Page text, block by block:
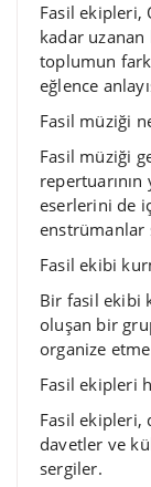
Fasil ekipleri,
kadar
toplumun
eğlence
Fasil müziği
Fasil müziği
eserlerini de
enstrümanlar
Fasil ekibi
Bir fasil ekibi
oluşan bir
organize
Fasil ekipleri
Fasil ekipleri,
davetler ve
sergiler.